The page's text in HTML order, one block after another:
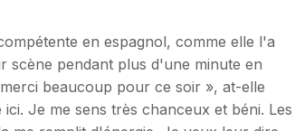
en espagnol, comme elle l'a
scène pendant plus d'une minute en
beaucoup pour ce soir », at-elle
Je me sens très chanceux et béni. Les